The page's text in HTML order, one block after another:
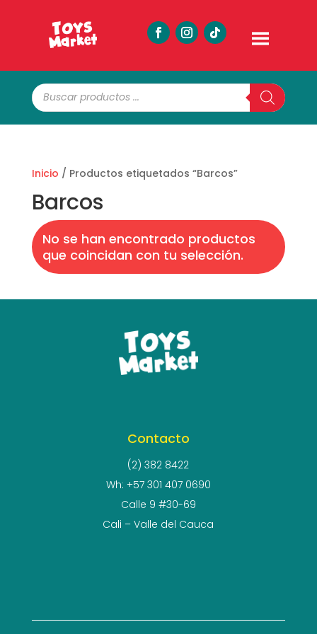
Búsqueda
de
productos
Inicio / Productos etiquetados “Barcos”
Barcos
No se han encontrado productos
que coincidan con tu selección.
Contacto
(2) 382 8422
Wh: +57 301 407 0690
Calle 9 #30-69
Cali – Valle del Cauca